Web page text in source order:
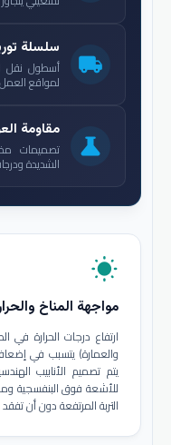
local_shipping
سلسلة
أسطول نقل
لمواقع
science
مقاومة
تصميمات
الشديدة
wb_sunny
مواجهة المناخ
ارتفاع درجات الحرارة في
والعمارة) يتسبب في إضعاف
يتم تصميم الأنابيب
للأشعة فوق البنفسجية
التربة المرتفعة دون أن